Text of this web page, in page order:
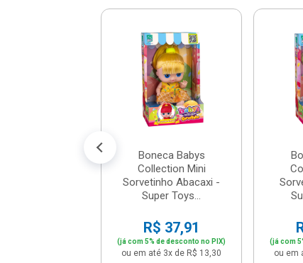
Boneca Babys
Collection Mini
Sorvetinho Abacaxi -
Super Toys...
R$ 37,91
(já com 5% de desconto no PIX)
ou em até 3x de R$ 13,30
(já com
ou em